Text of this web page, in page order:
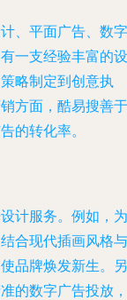
、平面广告、数字
一支经验丰富的设
略制定到创意执
方面，酷易搜善于
的转化率。
计服务。例如，为
合现代插画风格与
品牌焕发新生。另
的数字广告投放，